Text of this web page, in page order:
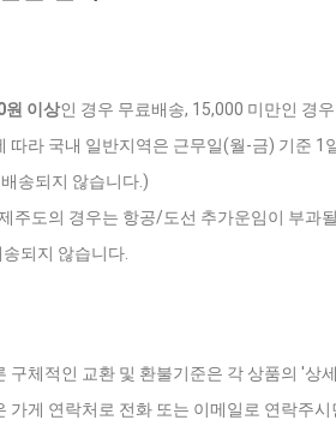
원 이상인 경우 무료배송, 15,000 미만인 경
따라 국내 일반지역은 근무일(월-금) 기준
송되지 않습니다.)
주도의 경우는 항공/도선 추가운임이 부과
되지 않습니다.
구체적인 교환 및 환불기준은 각 상품의 '상
가게 연락처로 전화 또는 이메일로 연락주